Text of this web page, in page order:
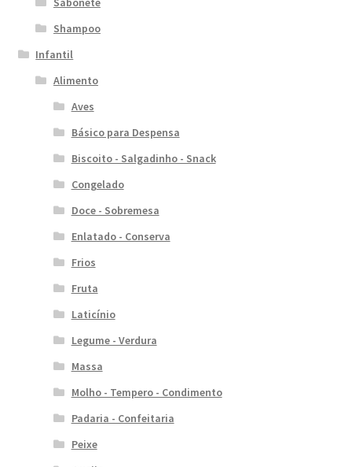
Shampoo
Infantil
Alimento
Aves
Básico para Despensa
Biscoito - Salgadinho - Snack
Congelado
Doce - Sobremesa
Enlatado - Conserva
Frios
Fruta
Laticínio
Legume - Verdura
Massa
Molho - Tempero - Condimento
Padaria - Confeitaria
Peixe